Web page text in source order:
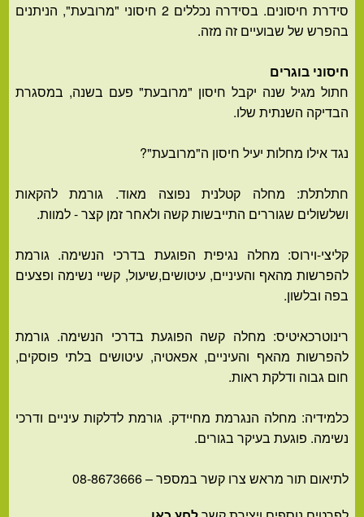
סידרת חיסונים. בסידרה נכללים 2 חיסוני "מרובעת", הניתנים
בהפרש של שבועיים זה מזה.
חיסוני בוגרים
חתול מגיל שנה יקבל חיסון "מרובעת" פעם בשנה, במסגרת
הבדיקה השנתית שלו.
נגד אילו מחלות יעיל חיסון ה"מרובעת"?
חתלתלת: מחלה קטלנית נפוצה מאוד. גורמת להקאות
ושלשולים שגוררים התייבשות קשה ולאחר זמן קצר - למוות.
קליצי-וירוס: מחלה נגיפית הפוגעת בדרכי הנשימה. גורמת
להפרשות מהאף והעיניים, עיטושים,שיעול, קשיי נשימה ופצעים
בפה ובלשון.
רינוטרכאיטיס: מחלה קשה הפוגעת בדרכי הנשימה. גורמת
להפרשות מהאף והעיניים, אפאטיה, עיטושים בלתי פוסקים,
חום גבוה ודלקת ראות.
כלמידיה: מחלה הנגרמת מחיידק. גורמת לדלקות עיניים ודרכי
נשימה. פוגעת בעיקר בגורים.
לתיאום תור מראש צרו קשר במספר – 08-8673666